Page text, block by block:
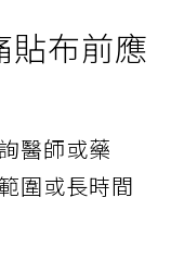
貼布前應
醫師或藥
圍或長時間